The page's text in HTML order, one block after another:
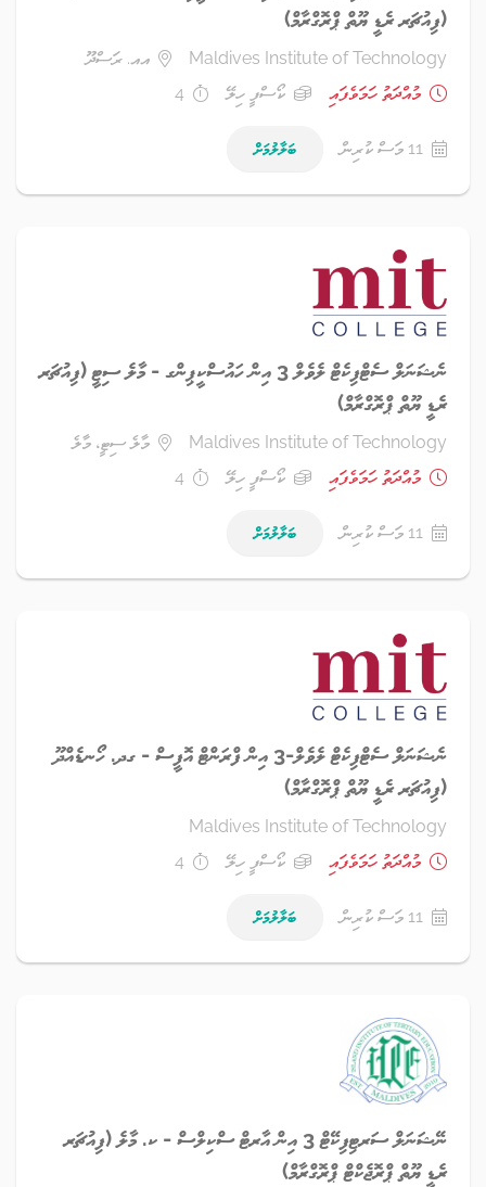
(ފިއުޗަރ ރެޑީ ޔޫތް ޕްރޮގްރާމް)
Maldives Institute of Technology
އއ. ރަސްދޫ
މުއްދަތު ހަމަވެފައި
ކޯސްފީ ހިލޭ 4
11 މަސް ކުރިން ބަލާލުމަށް
ނެޝަނަލް ސެޓްފިކެޓް ލެވެލް 3 އިން ހައުސްކީޕިންގ - މާލެ ސިޓީ (ފިއުޗަރ
ރެޑީ ޔޫތް ޕްރޮގްރާމް)
Maldives Institute of Technology
މާލެ ސިޓީ، މާލެ
މުއްދަތު ހަމަވެފައި
ކޯސްފީ ހިލޭ 4
11 މަސް ކުރިން ބަލާލުމަށް
ނެޝަނަލް ސެޓްފިކެޓް ލެވެލް-3 އިން ފްރަންޓް އޮފީސް - ގދ. ހޯނޑެއްދޫ
(ފިއުޗަރ ރެޑީ ޔޫތް ޕްރޮގްރާމް)
Maldives Institute of Technology
މުއްދަތު ހަމަވެފައި
ކޯސްފީ ހިލޭ 4
11 މަސް ކުރިން ބަލާލުމަށް
ނޭޝަނަލް ސަރޓިފިކޭޓް 3 އިން އާރޓް ސްކިލްސް - ކ. މާލެ (ފިއުޗަރ
ރެޑީ ޔޫތް ޕްރޮޖެކްޓް ޕްރޮގްރާމް)